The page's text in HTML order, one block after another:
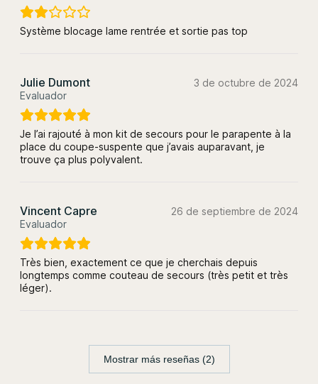
Système blocage lame rentrée et sortie pas top
Julie Dumont
Evaluador
3 de octubre de 2024
Je l’ai rajouté à mon kit de secours pour le parapente à la
place du coupe-suspente que j’avais auparavant, je
trouve ça plus polyvalent.
Vincent Capre
Evaluador
26 de septiembre de 2024
Très bien, exactement ce que je cherchais depuis
longtemps comme couteau de secours (très petit et très
léger).
Mostrar más reseñas (2)